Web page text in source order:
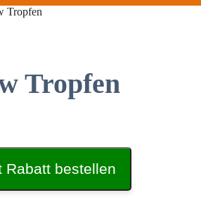
Tropfen
Tropfen
Rabatt bestellen